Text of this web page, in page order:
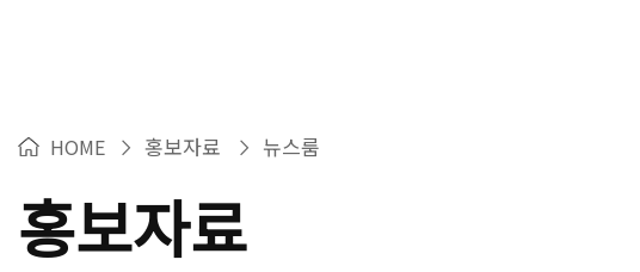
HOME > 홍보자료 > 뉴스룸
홍보자료